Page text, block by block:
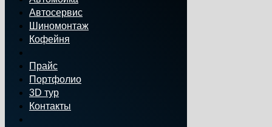
Автосервис
Шиномонтаж
Кофейня
Прайс
Портфолио
3D тур
Контакты